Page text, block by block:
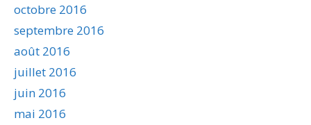
octobre 2016
septembre 2016
août 2016
juillet 2016
juin 2016
mai 2016